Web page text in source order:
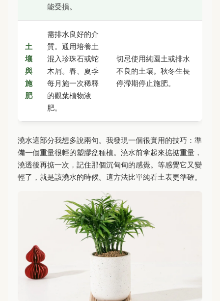
能受損。
土
壤
與
施
肥
需排水良好的介
質。通用培養土
混入珍珠石或蛇
木屑。春、夏季
每月施一次稀釋
的觀葉植物液
肥。
切忌使用純園土或排水
不良的土壤。秋冬生長
停滯期停止施肥。
澆水這部分我想多說兩句。我發現一個很實用的技巧：準
備一個重量很輕的塑膠盆種植。澆水前拿起來掂掂重量，
澆透後再掂一次，記住那個沉甸甸的感覺。等感覺它又變
輕了，就是該澆水的時候。這方法比單純看土表更準確。